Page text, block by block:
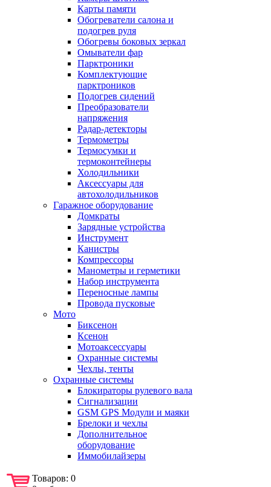
Карты памяти
Обогреватели салона и
подогрев руля
Обогревы боковых зеркал
Омыватели фар
Парктроники
Комплектующие
парктроников
Подогрев сидений
Преобразователи
напряжения
Радар-детекторы
Термометры
Термосумки и
термоконтейнеры
Холодильники
Аксессуары для
автохолодильников
Гаражное оборудование
Домкраты
Зарядные устройства
Инструмент
Канистры
Компрессоры
Манометры и герметики
Набор инструмента
Переносные лампы
Провода пусковые
Мото
Биксенон
Ксенон
Мотоаксессуары
Охранные системы
Чехлы, тенты
Охранные системы
Блокираторы рулевого вала
Сигнализации
GSM GPS Модули и маяки
Брелоки и чехлы
Дополнительное
оборудование
Иммобилайзеры
Товаров: 0